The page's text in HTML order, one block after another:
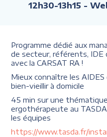
12h30-13h15 -
Programme dédié aux
de secteur, référents, IDE
avec la CARSAT RA !
Mieux connaître les
bien-vieillir à domicile
45 min sur une
ergothérapeute au
les équipes
https://www.tasda.fr/